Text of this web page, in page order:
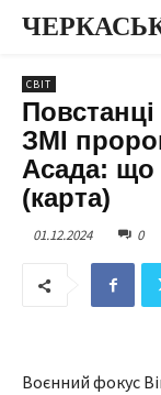
СВІТ
ЗМІ
Асада: що
(карта)
01.12.2024 0
Воєнний фокус